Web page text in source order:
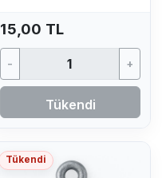
15,00 TL
- +
Tükendi
Tükendi